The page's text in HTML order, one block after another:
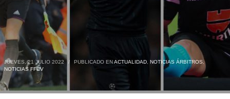
JUEVES, 21 JULIO 2022 / PUBLICADO ENACTUALIDAD, NOTICIAS ÁRBITROS,
NOTICIAS FFCV